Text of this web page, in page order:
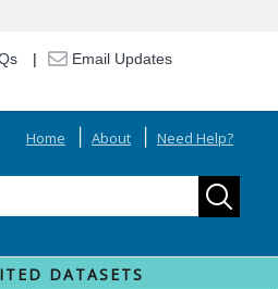
Email Updates
Home About Need Help?
DATASETS